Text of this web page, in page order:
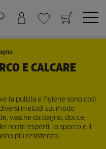
E CALCARE
la pulizia e l'igiene sono così
metodi sul modo
vasche da bagno, docce,
nostri esperti, lo sporco e il
più resistenza.